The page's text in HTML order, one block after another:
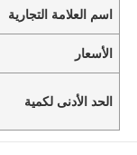
اسم العلامة التجارية
الأسعار
الحد الأدنى لكمية